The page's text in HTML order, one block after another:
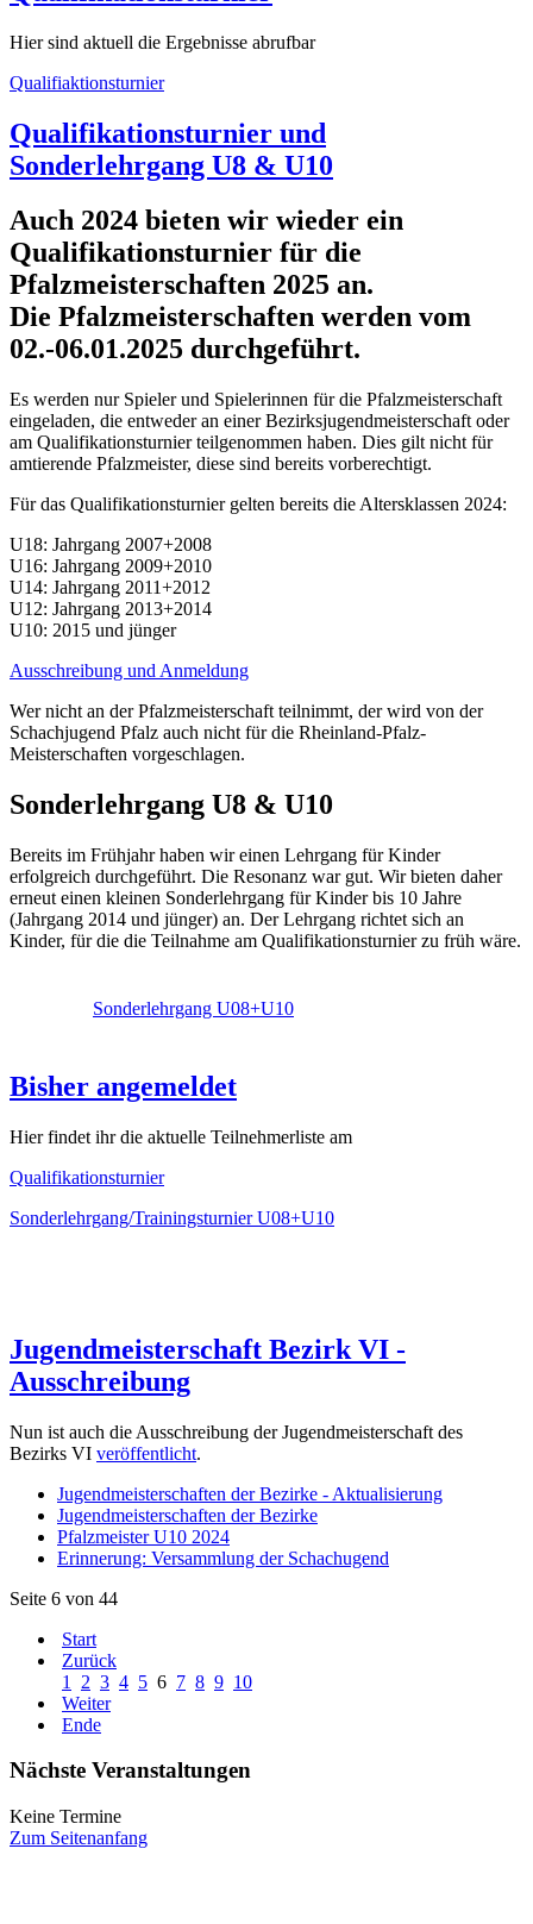
Hier sind aktuell die Ergebnisse abrufbar
Qualifiaktionsturnier
Qualifikationsturnier und
Sonderlehrgang U8 & U10
Auch 2024 bieten wir wieder ein
Qualifikationsturnier für die
Pfalzmeisterschaften 2025 an.
Die Pfalzmeisterschaften werden vom
02.-06.01.2025 durchgeführt.
Es werden nur Spieler und Spielerinnen für die Pfalzmeisterschaft
eingeladen, die entweder an einer Bezirksjugendmeisterschaft oder
am Qualifikationsturnier teilgenommen haben. Dies gilt nicht für
amtierende Pfalzmeister, diese sind bereits vorberechtigt.
Für das Qualifikationsturnier gelten bereits die Altersklassen 2024:
U18: Jahrgang 2007+2008
U16: Jahrgang 2009+2010
U14: Jahrgang 2011+2012
U12: Jahrgang 2013+2014
U10: 2015 und jünger
Ausschreibung und Anmeldung
Wer nicht an der Pfalzmeisterschaft teilnimmt, der wird von der
Schachjugend Pfalz auch nicht für die Rheinland-Pfalz-
Meisterschaften vorgeschlagen.
Sonderlehrgang U8 & U10
Bereits im Frühjahr haben wir einen Lehrgang für Kinder
erfolgreich durchgeführt. Die Resonanz war gut. Wir bieten daher
erneut einen kleinen Sonderlehrgang für Kinder bis 10 Jahre
(Jahrgang 2014 und jünger) an. Der Lehrgang richtet sich an
Kinder, für die die Teilnahme am Qualifikationsturnier zu früh wäre.
Sonderlehrgang U08+U10
Bisher angemeldet
Hier findet ihr die aktuelle Teilnehmerliste am
Qualifikationsturnier
Sonderlehrgang/Trainingsturnier U08+U10
Jugendmeisterschaft Bezirk VI -
Ausschreibung
Nun ist auch die Ausschreibung der Jugendmeisterschaft des
Bezirks VI veröffentlicht.
Jugendmeisterschaften der Bezirke - Aktualisierung
Jugendmeisterschaften der Bezirke
Pfalzmeister U10 2024
Erinnerung: Versammlung der Schachugend
Seite 6 von 44
Start
Zurück
1
2 3 4 5 6 7 8 9 10
Weiter
Ende
Nächste Veranstaltungen
Keine Termine
Zum Seitenanfang